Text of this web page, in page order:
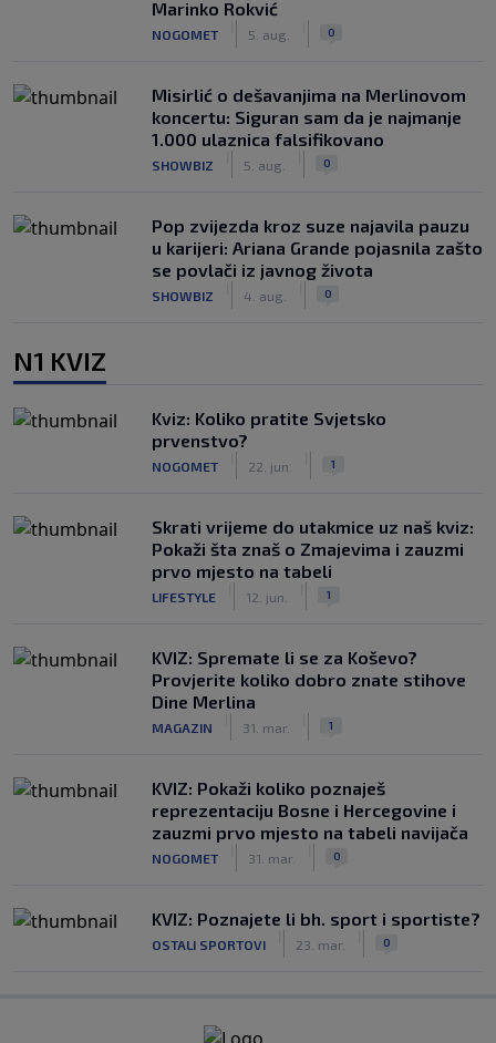
Marinko Rokvić
NOGOMET 5. aug. 0
Misirlić o dešavanjima na Merlinovom
koncertu: Siguran sam da je najmanje
1.000 ulaznica falsifikovano
SHOWBIZ 5. aug. 0
Pop zvijezda kroz suze najavila pauzu
u karijeri: Ariana Grande pojasnila zašto
se povlači iz javnog života
SHOWBIZ 4. aug. 0
N1 KVIZ
Kviz: Koliko pratite Svjetsko
prvenstvo?
NOGOMET 22. jun. 1
Skrati vrijeme do utakmice uz naš kviz:
Pokaži šta znaš o Zmajevima i zauzmi
prvo mjesto na tabeli
LIFESTYLE 12. jun. 1
KVIZ: Spremate li se za Koševo?
Provjerite koliko dobro znate stihove
Dine Merlina
MAGAZIN 31. mar. 1
KVIZ: Pokaži koliko poznaješ
reprezentaciju Bosne i Hercegovine i
zauzmi prvo mjesto na tabeli navijača
NOGOMET 31. mar. 0
KVIZ: Poznajete li bh. sport i sportiste?
OSTALI SPORTOVI 23. mar. 0